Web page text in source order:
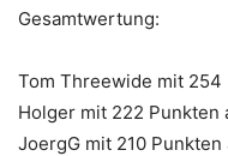
Gesamtwertung:
Tom Threewide mit 254
Holger mit 222 Punkten
JoergG mit 210 Punkten